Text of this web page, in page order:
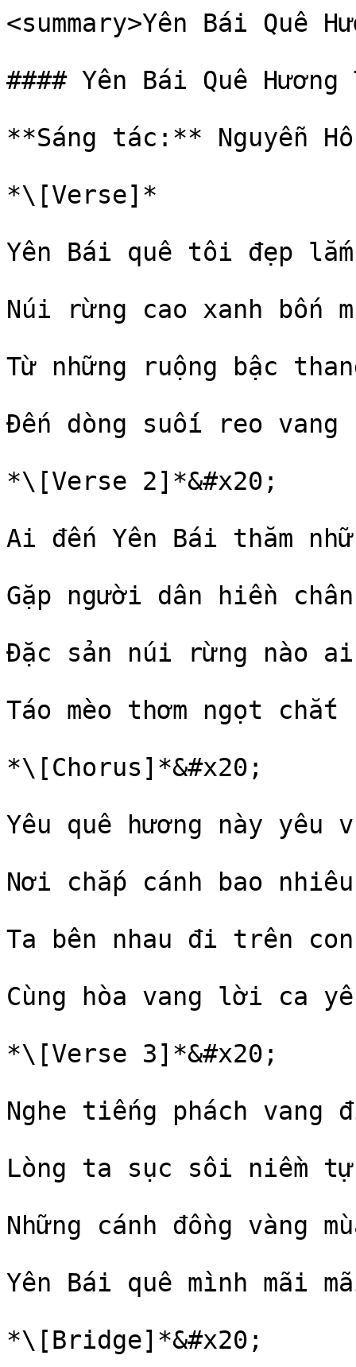
<summary>Yên Bái Quê
#### Yên Bái Quê Hương
**Sáng tác:** Nguyễn
*\[Verse]*
Yên Bái quê tôi đẹp
Núi rừng cao xanh bốn
Từ những ruộng bậc
Đến dòng suối reo vang
*\[Verse 2]*&#x20;
Ai đến Yên Bái thăm
Gặp người dân hiền
Đặc sản núi rừng nào
Táo mèo thơm ngọt
*\[Chorus]*&#x20;
Yêu quê hương này yêu
Nơi chắp cánh bao
Ta bên nhau đi trên con
Cùng hòa vang lời ca
*\[Verse 3]*&#x20;
Nghe tiếng phách vang
Lòng ta sục sôi niềm tự
Những cánh đồng vàng
Yên Bái quê mình mãi
*\[Bridge]*&#x20;